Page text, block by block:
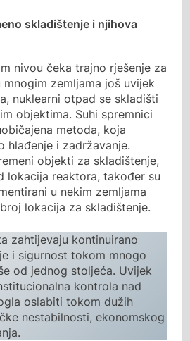
skladištenje i njihova
nivou čeka trajno rješenje za
zemljama još uvijek
nuklearni otpad se skladišti
objektima. Suhi spremnici
metoda, koja
hlađenje i zadržavanje.
objekti za skladištenje,
lokacija reaktora, također su
u nekim zemljama
lokacija za skladištenje.
zahtijevaju kontinuirano
i sigurnost tokom mnogo
od jednog stoljeća. Uvijek
kontrola nad
oslabiti tokom dužih
nestabilnosti, ekonomskog